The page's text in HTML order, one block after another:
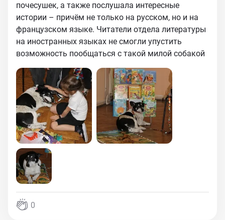
почесушек, а также послушала интересные
истории – причём не только на русском, но и на
французском языке. Читатели отдела литературы
на иностранных языках не смогли упустить
возможность пообщаться с такой милой собакой
0